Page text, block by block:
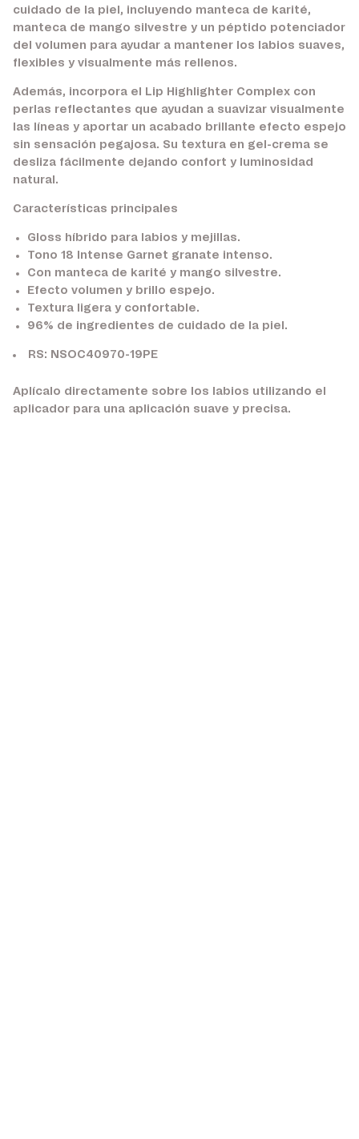
cuidado de la piel, incluyendo manteca de karité,
manteca de mango silvestre y un péptido potenciador
del volumen para ayudar a mantener los labios suaves,
flexibles y visualmente más rellenos.
Además, incorpora el Lip Highlighter Complex con
perlas reflectantes que ayudan a suavizar visualmente
las líneas y aportar un acabado brillante efecto espejo
sin sensación pegajosa. Su textura en gel-crema se
desliza fácilmente dejando confort y luminosidad
natural.
Características principales
Gloss híbrido para labios y mejillas.
Tono 18 Intense Garnet granate intenso.
Con manteca de karité y mango silvestre.
Efecto volumen y brillo espejo.
Textura ligera y confortable.
96% de ingredientes de cuidado de la piel.
RS: NSOC40970-19PE
Aplícalo directamente sobre los labios utilizando el
aplicador para una aplicación suave y precisa.